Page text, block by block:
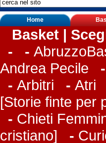
Home
Basket |
-
-
Andrea Pecile -
- Arbitri - Atri
[Storie finte per
- Chieti
cristiano] -